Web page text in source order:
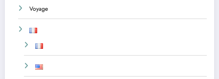
Voyage